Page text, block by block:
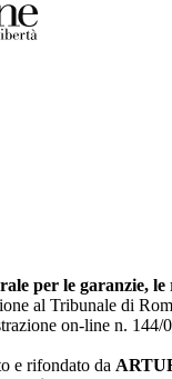
per le garanzie,
al Tribunale di
on-line n. 144/
e rifondato da